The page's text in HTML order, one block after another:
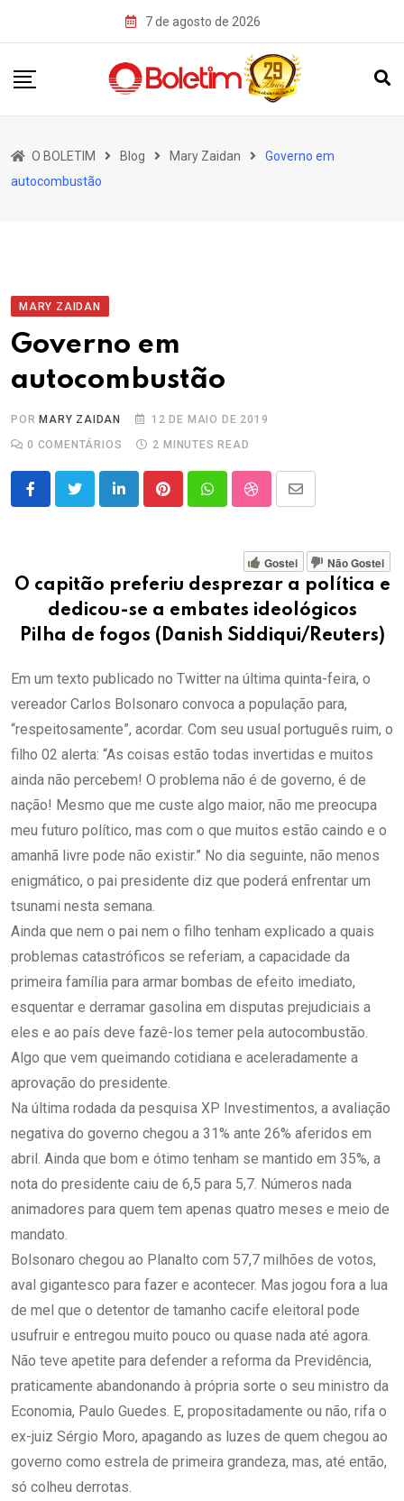
7 de agosto de 2026
O BOLETIM Blog Mary Zaidan
Governo em
autocombustão
MARY ZAIDAN
Governo em
autocombustão
POR MARY ZAIDAN
12 DE MAIO DE 2019
0 COMENTÁRIOS 2 MINUTES READ
LinkedInPinterestWhatsappStumbleUpon
Share
Email
Gostei Não Gostei
O capitão preferiu desprezar a política e
dedicou-se a embates ideológicos
Pilha de fogos (Danish Siddiqui/Reuters)
Em um texto publicado no Twitter na última quinta-feira, o
vereador Carlos Bolsonaro convoca a população para,
“respeitosamente”, acordar. Com seu usual português ruim, o
filho 02 alerta: “As coisas estão todas invertidas e muitos
ainda não percebem! O problema não é de governo, é de
nação! Mesmo que me custe algo maior, não me preocupa
meu futuro político, mas com o que muitos estão caindo e o
amanhã livre pode não existir.” No dia seguinte, não menos
enigmático, o pai presidente diz que poderá enfrentar um
tsunami nesta semana.
Ainda que nem o pai nem o filho tenham explicado a quais
problemas catastróficos se referiam, a capacidade da
primeira família para armar bombas de efeito imediato,
esquentar e derramar gasolina em disputas prejudiciais a
eles e ao país deve fazê-los temer pela autocombustão.
Algo que vem queimando cotidiana e aceleradamente a
aprovação do presidente.
Na última rodada da pesquisa XP Investimentos, a avaliação
negativa do governo chegou a 31% ante 26% aferidos em
abril. Ainda que bom e ótimo tenham se mantido em 35%, a
nota do presidente caiu de 6,5 para 5,7. Números nada
animadores para quem tem apenas quatro meses e meio de
mandato.
Bolsonaro chegou ao Planalto com 57,7 milhões de votos,
aval gigantesco para fazer e acontecer. Mas jogou fora a lua
de mel que o detentor de tamanho cacife eleitoral pode
usufruir e entregou muito pouco ou quase nada até agora.
Não teve apetite para defender a reforma da Previdência,
praticamente abandonando à própria sorte o seu ministro da
Economia, Paulo Guedes. E, propositadamente ou não, rifa o
ex-juiz Sérgio Moro, apagando as luzes de quem chegou ao
governo como estrela de primeira grandeza, mas, até então,
só colheu derrotas.